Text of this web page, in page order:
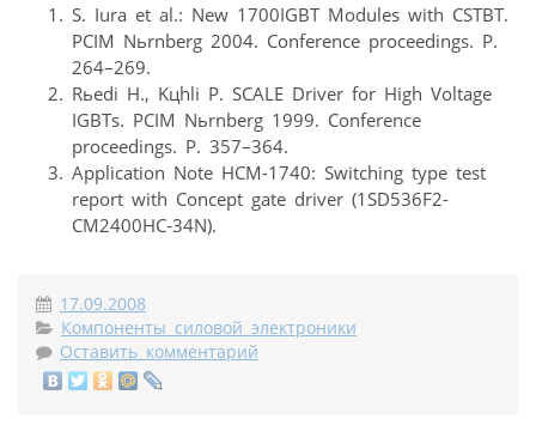
S. Iura et al.: New 1700IGBT Modules with CSTBT.
PCIM Nьrnberg 2004. Conference proceedings. P.
264–269.
Rьedi H., Kцhli P. SCALE Driver for High Voltage
IGBTs. PCIM Nьrnberg 1999. Conference
proceedings. P. 357–364.
Application Note HCM-1740: Switching type test
report with Concept gate driver (1SD536F2-
CM2400HC-34N).
17.09.2008
Компоненты силовой электроники
Оставить комментарий